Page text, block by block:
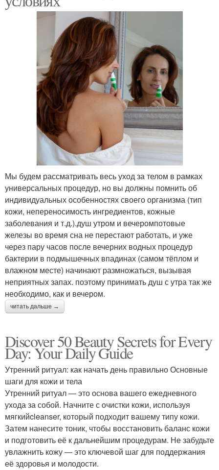
Мы будем рассматривать весь уход за телом в рамках
универсальных процедур, но вы должны помнить об
индивидуальных особенностях своего организма (тип
кожи, непереносимость ингредиентов, кожные
заболевания и т.д.).душ утром и вечеромпотовые
железы во время сна не перестают работать, и уже
через пару часов после вечерних водных процедур
бактерии в подмышечных впадинах (самом тёплом и
влажном месте) начинают размножаться, вызывая
неприятных запах. поэтому принимать душ с утра так же
необходимо, как и вечером.
читать дальше →
Discover 50 Beauty Secrets for Every
Day: Your Daily Guide
Утренний ритуал: как начать день правильно Основные
шаги для кожи и тела
Утренний ритуал — это основа вашего ежедневного
ухода за собой. Начните с очистки кожи, используя
мягкийcleanser, который подходит вашему типу кожи.
Затем нанесите тоник, чтобы восстановить баланс кожи
и подготовить её к дальнейшим процедурам. Не забудьте
увлажнить кожу — это ключевой шаг для поддержания
её здоровья и молодости.